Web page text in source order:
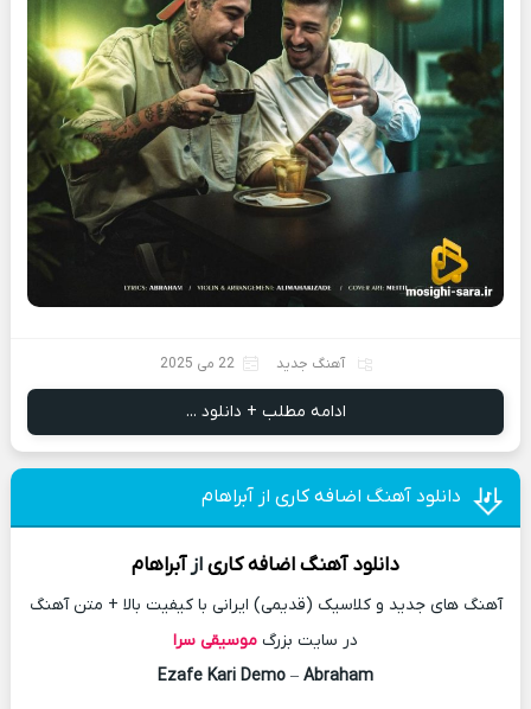
آهنگ جدید 22 می 2025
ادامه مطلب + دانلود ...
دانلود آهنگ اضافه کاری از آبراهام
دانلود آهنگاضافه کاریازآبراهام
آهنگ های جدید و کلاسیک (قدیمی) ایرانی با کیفیت بالا + متن آهنگ
در سایت بزرگ موسیقی سرا
Ezafe Kari Demo – Abraham